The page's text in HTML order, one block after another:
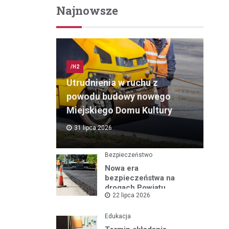
Najnowsze
/H2
Utrudnienia w ruchu z
powodu budowy nowego
Miejskiego Domu Kultury
31 lipca 2026
Bezpieczeństwo
Nowa era
bezpieczeństwa na
drogach Powiatu
Mikołowskiego:
Rybnickiej rusza!
22 lipca 2026
Edukacja